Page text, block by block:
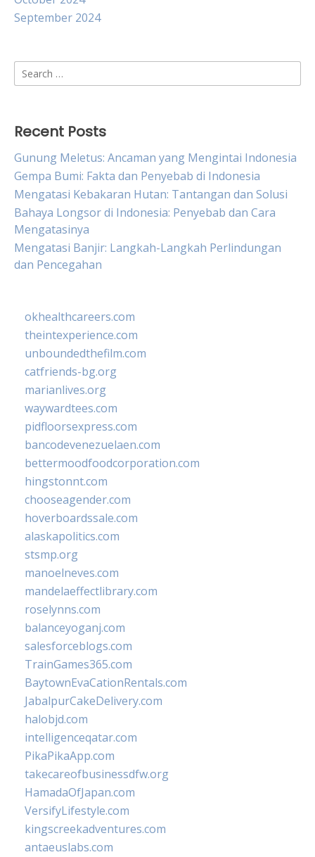
September 2024
Search
for:
Recent Posts
Gunung Meletus: Ancaman yang Mengintai Indonesia
Gempa Bumi: Fakta dan Penyebab di Indonesia
Mengatasi Kebakaran Hutan: Tantangan dan Solusi
Bahaya Longsor di Indonesia: Penyebab dan Cara
Mengatasinya
Mengatasi Banjir: Langkah-Langkah Perlindungan
dan Pencegahan
okhealthcareers.com
theintexperience.com
unboundedthefilm.com
catfriends-bg.org
marianlives.org
waywardtees.com
pidfloorsexpress.com
bancodevenezuelaen.com
bettermoodfoodcorporation.com
hingstonnt.com
chooseagender.com
hoverboardssale.com
alaskapolitics.com
stsmp.org
manoelneves.com
mandelaeffectlibrary.com
roselynns.com
balanceyoganj.com
salesforceblogs.com
TrainGames365.com
BaytownEvaCationRentals.com
JabalpurCakeDelivery.com
halobjd.com
intelligenceqatar.com
PikaPikaApp.com
takecareofbusinessdfw.org
HamadaOfJapan.com
VersifyLifestyle.com
kingscreekadventures.com
antaeuslabs.com